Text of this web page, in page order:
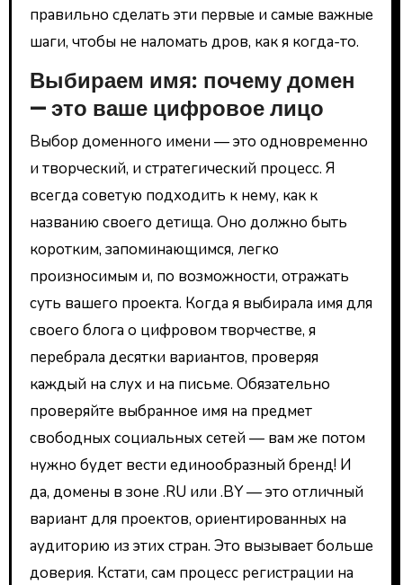
правильно сделать эти первые и самые важные
шаги, чтобы не наломать дров, как я когда-то.
Выбираем имя: почему домен
— это ваше цифровое лицо
Выбор доменного имени — это одновременно
и творческий, и стратегический процесс. Я
всегда советую подходить к нему, как к
названию своего детища. Оно должно быть
коротким, запоминающимся, легко
произносимым и, по возможности, отражать
суть вашего проекта. Когда я выбирала имя для
своего блога о цифровом творчестве, я
перебрала десятки вариантов, проверяя
каждый на слух и на письме. Обязательно
проверяйте выбранное имя на предмет
свободных социальных сетей — вам же потом
нужно будет вести единообразный бренд! И
да, домены в зоне .RU или .BY — это отличный
вариант для проектов, ориентированных на
аудиторию из этих стран. Это вызывает больше
доверия. Кстати, сам процесс регистрации на